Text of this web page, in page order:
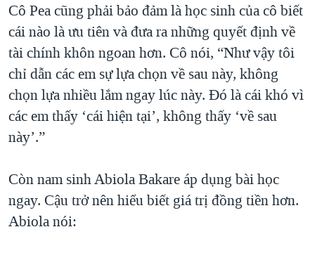
Cô Pea cũng phải bảo đảm là học sinh của cô biết
cái nào là ưu tiên và đưa ra những quyết định về
tài chính khôn ngoan hơn. Cô nói, “Như vậy tôi
chỉ dẫn các em sự lựa chọn về sau này, không
chọn lựa nhiều lắm ngay lúc này. Đó là cái khó vì
các em thấy ‘cái hiện tại’, không thấy ‘về sau
này’.”
Còn nam sinh Abiola Bakare áp dụng bài học
ngay. Cậu trở nên hiểu biết giá trị đồng tiền hơn.
Abiola nói: